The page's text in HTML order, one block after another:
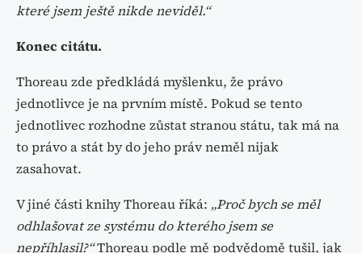
které jsem ještě nikde neviděl.“
Konec citátu.
Thoreau zde předkládá myšlenku, že právo
jednotlivce je na prvním místě. Pokud se tento
jednotlivec rozhodne zůstat stranou státu, tak má na
to právo a stát by do jeho práv neměl nijak
zasahovat.
V jiné části knihy Thoreau říká: „Proč bych se měl
odhlašovat ze systému do kterého jsem se
nepříhlasil?“Thoreau podle mě podvědomě tušil, jak